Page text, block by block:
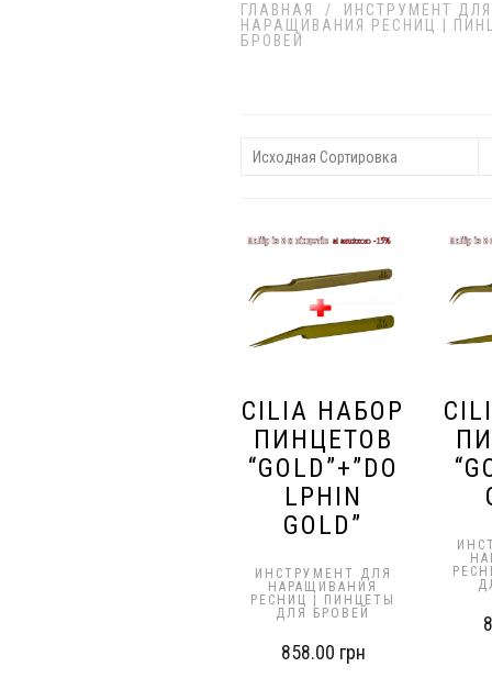
ГЛАВНАЯ /
ИНСТРУМЕНТ ДЛЯ
НАРАЩИВАНИЯ РЕСНИЦ |
БРОВЕЙ
CILIA НАБОР
ПИНЦЕТОВ
“GOLD”+”DO
LPHIN
GOLD”
ИНСТРУМЕНТ ДЛЯ
НАРАЩИВАНИЯ
РЕСНИЦ | ПИНЦЕТЫ
ДЛЯ БРОВЕЙ
858.00 грн